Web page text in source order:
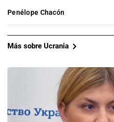
Penélope Chacón
Más sobre Ucrania